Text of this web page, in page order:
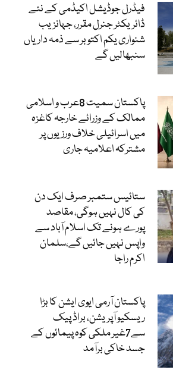
فیڈرل جوڈیشل اکیڈمی کے نئے
ڈائریکٹر جنرل مقرر، جہانزیب
شنواری یکم اکتوبر سے ذمہ داریاں
سنبھالیں گے
پاکستان سمیت 8عرب و اسلامی
ممالک کے وزرائے خارجہ کاغزہ
میں اسرائیلی خلاف ورزیوں پر
مشترکہ اعلامیہ جاری
ستائیس ستمبر صرف ایک دن
کی کال نہیں ہوگی، مقاصد
پورے ہونے تک اسلام آباد سے
واپس نہیں جائیں گے،سلمان
اکرم راجا
پاکستان آرمی ایوی ایشن کا بڑا
ریسکیو آپریشن، براڈ پیک
سے7غیر ملکی کوہ پیمائوں کے
جسد خاکی برآمد